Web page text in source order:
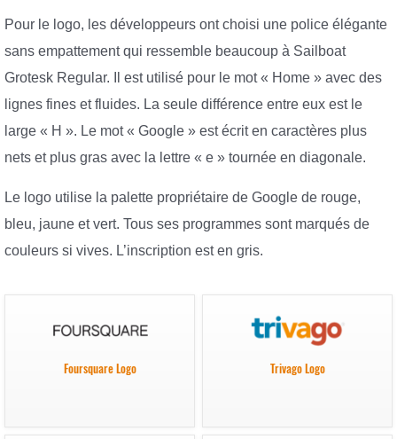
Pour le logo, les développeurs ont choisi une police élégante
sans empattement qui ressemble beaucoup à Sailboat
Grotesk Regular. Il est utilisé pour le mot « Home » avec des
lignes fines et fluides. La seule différence entre eux est le
large « H ». Le mot « Google » est écrit en caractères plus
nets et plus gras avec la lettre « e » tournée en diagonale.
Le logo utilise la palette propriétaire de Google de rouge,
bleu, jaune et vert. Tous ses programmes sont marqués de
couleurs si vives. L’inscription est en gris.
Foursquare Logo Trivago Logo